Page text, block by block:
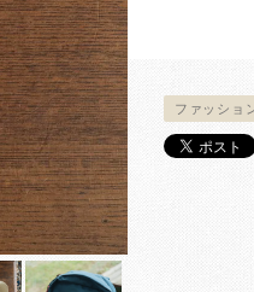
ファッショ